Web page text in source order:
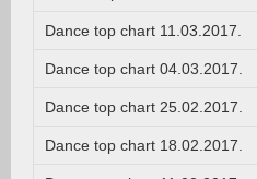
Dance top chart 11.03.2017.
Dance top chart 04.03.2017.
Dance top chart 25.02.2017.
Dance top chart 18.02.2017.